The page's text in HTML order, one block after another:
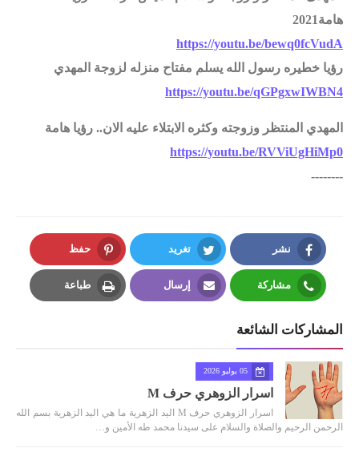
هامة2021
https://youtu.be/bewq0fcVudA
رؤيا خطيره رسول الله يسلم مفتاح منزله لزوجة المهدي
https://youtu.be/qGPgxwIWBN4
المهدي المنتظر وزوجته وكثره الابتلاء عليه الان.. رؤيا هامة
https://youtu.be/RVViUgHiMp0
--------
نشر
Facebook
تغريد
Twitter
حفظ
Pinterest
مشاركة إرسال طباعة
المشاركات الشائعة
05 يوليو 2026
اسرار الزوهري حرف M
اسرار الزوهري حرف M اليد الزهرية ما هي اليد الزهرية بسم الله
الرحمن الرحيم والصلاة والسلام على سيدنا محمد طه الأمين و…